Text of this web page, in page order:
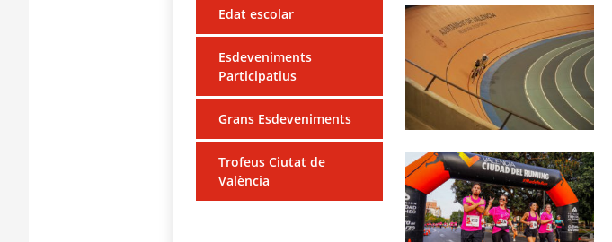
Edat escolar
Esdeveniments
Participatius
Grans Esdeveniments
Trofeus Ciutat de
València